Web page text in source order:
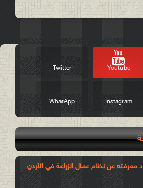
Youtube
Twitter
Instagram
WhatApp
معرفته عن نظام عمال الزراعة في الأردن